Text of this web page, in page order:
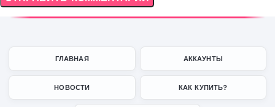
ГЛАВНАЯ АККАУНТЫ
НОВОСТИ КАК КУПИТЬ?